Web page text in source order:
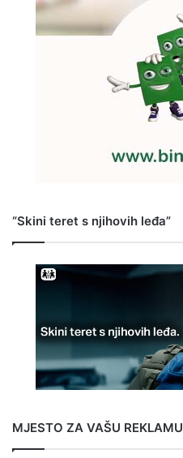
“Skini teret s njihovih leđa”
MJESTO ZA VAŠU REKLAMU